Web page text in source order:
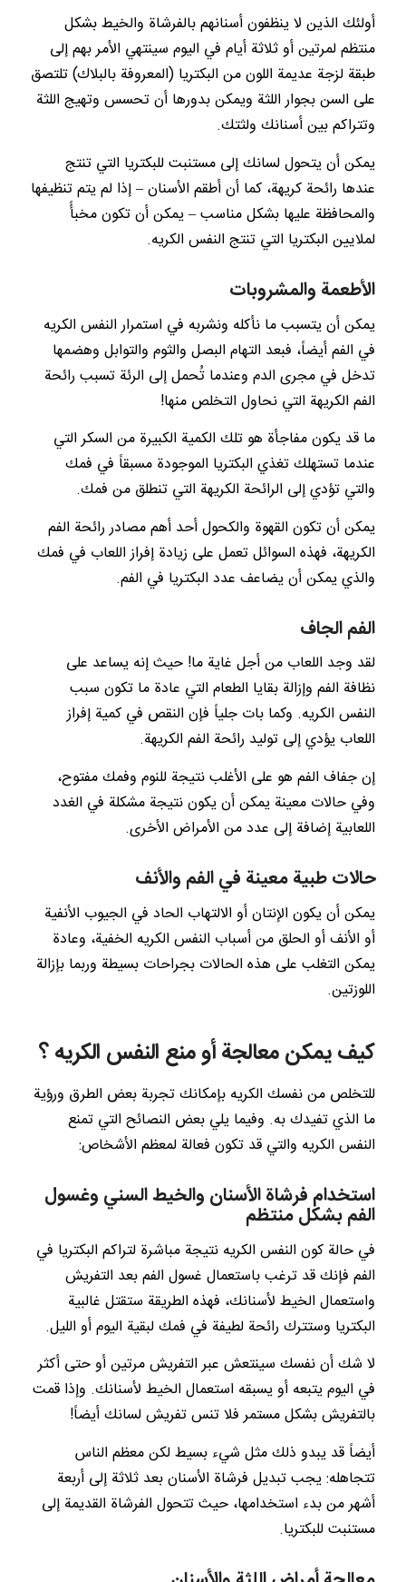
أولئك الذين لا ينظفون أسنانهم بالفرشاة والخيط بشكل
منتظم لمرتين أو ثلاثة أيام في اليوم سينتهي الأمر بهم إلى
طبقة لزجة عديمة اللون من البكتريا (المعروفة بالبلاك) تلتصق
على السن بجوار اللثة ويمكن بدورها أن تحسس وتهيج اللثة
وتتراكم بين أسنانك ولثتك.
يمكن أن يتحول لسانك إلى مستنبت للبكتريا التي تنتج
عندها رائحة كريهة، كما أن أطقم الأسنان – إذا لم يتم تنظيفها
والمحافظة عليها بشكل مناسب – يمكن أن تكون مخبأً
لملايين البكتريا التي تنتج النفس الكريه.
الأطعمة والمشروبات
يمكن أن يتسبب ما نأكله ونشربه في استمرار النفس الكريه
في الفم أيضاً، فبعد التهام البصل والثوم والتوابل وهضمها
تدخل في مجرى الدم وعندما تُحمل إلى الرئة تسبب رائحة
الفم الكريهة التي نحاول التخلص منها!
ما قد يكون مفاجأة هو تلك الكمية الكبيرة من السكر التي
عندما تستهلك تغذي البكتريا الموجودة مسبقاً في فمك
والتي تؤدي إلى الرائحة الكريهة التي تنطلق من فمك.
يمكن أن تكون القهوة والكحول أحد أهم مصادر رائحة الفم
الكريهة، فهذه السوائل تعمل على زيادة إفراز اللعاب في فمك
والذي يمكن أن يضاعف عدد البكتريا في الفم.
الفم الجاف
لقد وجد اللعاب من أجل غاية ما! حيث إنه يساعد على
نظافة الفم وإزالة بقايا الطعام التي عادة ما تكون سبب
النفس الكريه. وكما بات جلياً فإن النقص في كمية إفراز
اللعاب يؤدي إلى توليد رائحة الفم الكريهة.
إن جفاف الفم هو على الأغلب نتيجة للنوم وفمك مفتوح،
وفي حالات معينة يمكن أن يكون نتيجة مشكلة في الغدد
اللعابية إضافة إلى عدد من الأمراض الأخرى.
حالات طبية معينة في الفم والأنف
يمكن أن يكون الإنتان أو الالتهاب الحاد في الجيوب الأنفية
أو الأنف أو الحلق من أسباب النفس الكريه الخفية، وعادة
يمكن التغلب على هذه الحالات بجراحات بسيطة وربما بإزالة
اللوزتين.
كيف يمكن معالجة أو منع النفس الكريه ؟
للتخلص من نفسك الكريه بإمكانك تجربة بعض الطرق ورؤية
ما الذي تفيدك به. وفيما يلي بعض النصائح التي تمنع
النفس الكريه والتي قد تكون فعالة لمعظم الأشخاص:
استخدام فرشاة الأسنان والخيط السني وغسول
الفم بشكل منتظم
في حالة كون النفس الكريه نتيجة مباشرة لتراكم البكتريا في
الفم فإنك قد ترغب باستعمال غسول الفم بعد التفريش
واستعمال الخيط لأسنانك، فهذه الطريقة ستقتل غالبية
البكتريا وستترك رائحة لطيفة في فمك لبقية اليوم أو الليل.
لا شك أن نفسك سينتعش عبر التفريش مرتين أو حتى أكثر
في اليوم يتبعه أو يسبقه استعمال الخيط لأسنانك. وإذا قمت
بالتفريش بشكل مستمر فلا تنس تفريش لسانك أيضاً!
أيضاً قد يبدو ذلك مثل شيء بسيط لكن معظم الناس
تتجاهله: يجب تبديل فرشاة الأسنان بعد ثلاثة إلى أربعة
أشهر من بدء استخدامها، حيث تتحول الفرشاة القديمة إلى
مستنبت للبكتريا.